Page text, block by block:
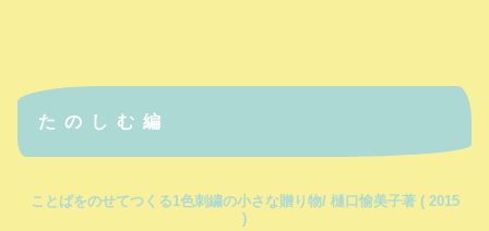
たのしむ編
ことばをのせてつくる1色刺繍の小さな贈り物/ 樋口愉美子著 ( 2015
)